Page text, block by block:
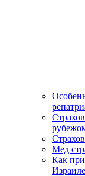
Мед
Как
Израиле